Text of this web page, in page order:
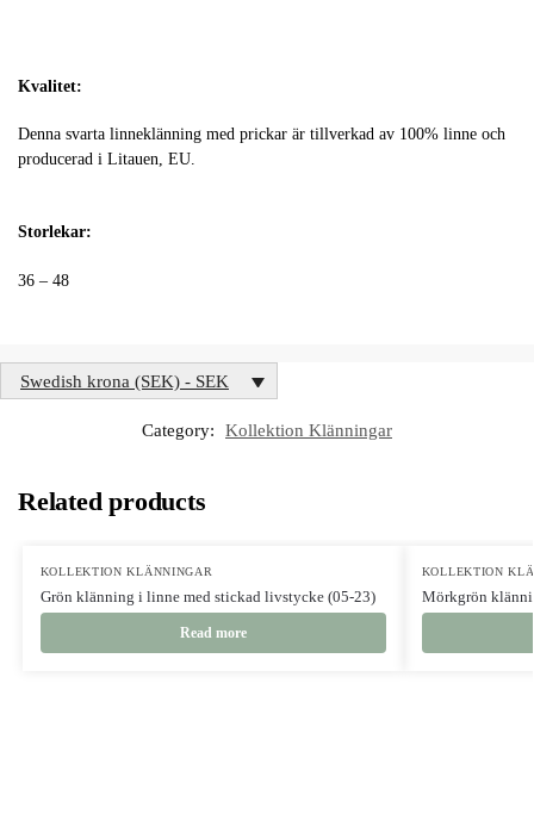
Kvalitet:
Denna svarta linneklänning med prickar är tillverkad av 100% linne och
producerad i Litauen, EU.
Storlekar:
36 – 48
Swedish krona (SEK) - SEK
Category: Kollektion Klänningar
Related products
KOLLEKTION KLÄNNINGAR
Grön klänning i linne med stickad livstycke (05-23)
Read more
KOLLEKTION
Mörkgrön